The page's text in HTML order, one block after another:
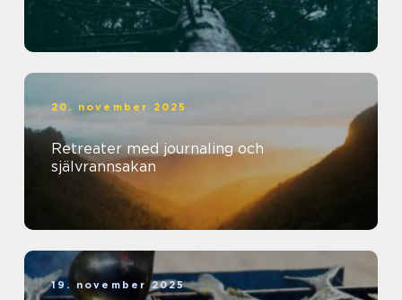
20. november 2025
Retreater med journaling och
självrannsakan
19. november 2025